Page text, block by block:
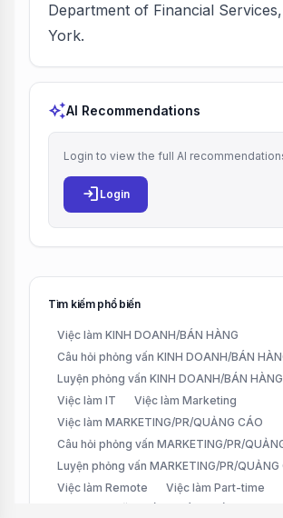
Department of Financial
York.
auto_awesomeAI Recommendations
Login to view the full AI
login Login
Tìm kiếm phổ biến
Việc làm KINH DOANH/BÁN HÀNG
Câu hỏi phỏng vấn KINH DOANH/BÁN
Luyện phỏng vấn KINH DOANH/BÁN HÀNG
Việc làm IT
Việc làm Marketing
Việc làm MARKETING/PR/QUẢNG CÁO
Câu hỏi phỏng vấn MARKETING/PR/
Luyện phỏng vấn MARKETING/PR/QUẢNG
Việc làm Remote
Việc làm Part-time